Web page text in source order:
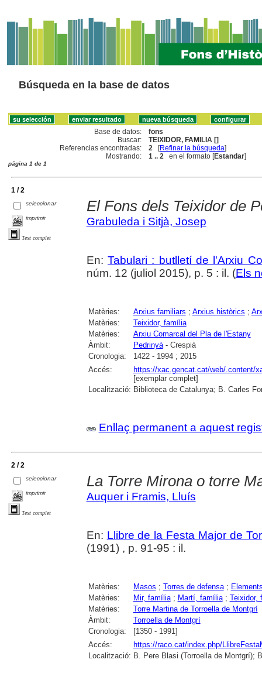
Búsqueda en la base de datos
Base de datos:
fons
Buscar:
TEIXIDOR, FAMILIA []
Referencias encontradas:
2 [Refinar la búsqueda]
Mostrando:
1 .. 2 en el formato [Estandar]
página 1 de 1
1 / 2
seleccionar
imprimir
Text complet
El Fons dels Teixidor de
Grabuleda i Sitjà, Josep
En: Tabulari : butlletí de l'Arxiu
núm. 12 (juliol 2015), p. 5 : il. (Els
Matèries: Arxius familiars ; Arxius històrics ;
Matèries:
Teixidor, família
Matèries:
Arxiu Comarcal del Pla de l'Estany
Àmbit:
Pedrinyà- Crespià
Cronologia:
1422 - 1994 ; 2015
Accés:
https://xac.gencat.cat/web/.content/
[exemplar complet]
Localització: Biblioteca de Catalunya; B. Carles
Enllaç permanent a aquest
2 / 2
seleccionar
imprimir
Text complet
La Torre Mirona o torre
Auquer i Framis, Lluís
En: Llibre de la Festa Major de
(1991) , p. 91-95 : il.
Matèries: Masos ; Torres de defensa;
Matèries:
Mir, família; Martí, família; Teixidor,
Matèries:
Torre Martina de Torroella de Montgrí
Àmbit:
Torroella de Montgrí
Cronologia:
[1350 - 1991]
Accés:
https://raco.cat/index.php/
Localització: B. Pere Blasi (Torroella de Montgrí);